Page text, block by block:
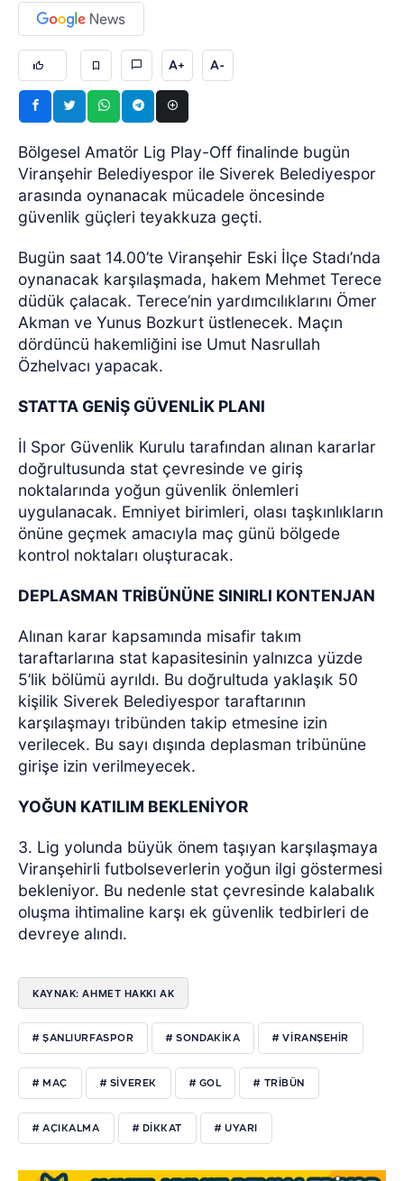
A+ A-
Bölgesel Amatör Lig Play-Off finalinde bugün
Viranşehir Belediyespor ile Siverek Belediyespor
arasında oynanacak mücadele öncesinde
güvenlik güçleri teyakkuza geçti.
Bugün saat 14.00’te Viranşehir Eski İlçe Stadı’nda
oynanacak karşılaşmada, hakem Mehmet Terece
düdük çalacak. Terece’nin yardımcılıklarını Ömer
Akman ve Yunus Bozkurt üstlenecek. Maçın
dördüncü hakemliğini ise Umut Nasrullah
Özhelvacı yapacak.
STATTA GENİŞ GÜVENLİK PLANI
İl Spor Güvenlik Kurulu tarafından alınan kararlar
doğrultusunda stat çevresinde ve giriş
noktalarında yoğun güvenlik önlemleri
uygulanacak. Emniyet birimleri, olası taşkınlıkların
önüne geçmek amacıyla maç günü bölgede
kontrol noktaları oluşturacak.
DEPLASMAN TRİBÜNÜNE SINIRLI KONTENJAN
Alınan karar kapsamında misafir takım
taraftarlarına stat kapasitesinin yalnızca yüzde
5’lik bölümü ayrıldı. Bu doğrultuda yaklaşık 50
kişilik Siverek Belediyespor taraftarının
karşılaşmayı tribünden takip etmesine izin
verilecek. Bu sayı dışında deplasman tribününe
girişe izin verilmeyecek.
YOĞUN KATILIM BEKLENİYOR
3. Lig yolunda büyük önem taşıyan karşılaşmaya
Viranşehirli futbolseverlerin yoğun ilgi göstermesi
bekleniyor. Bu nedenle stat çevresinde kalabalık
oluşma ihtimaline karşı ek güvenlik tedbirleri de
devreye alındı.
KAYNAK: AHMET HAKKI AK
# ŞANLIURFASPOR # SONDAKIKA # VIRANŞEHIR
# MAÇ # SIVEREK # GOL # TRIBÜN
# AÇIKALMA # DIKKAT # UYARI